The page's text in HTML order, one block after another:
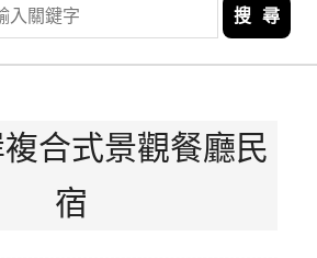
搜 尋
合式景觀餐廳民
宿